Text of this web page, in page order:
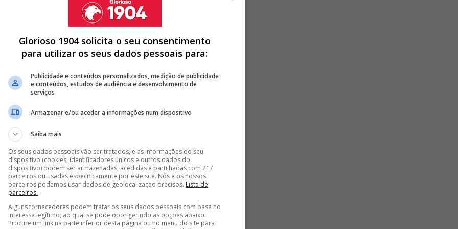
época, o avançado português deve continuar a
que aumenta depois de o Al Ittihad ter informado
como o seu compatriota Marcelo Grohe) vai deixar
FAZ PROPOSTA POR ROGER FERNANDES
AL NASSR - AL ITTIHAD
E DEIXA AL HILAL DE JESUS A 'COMER PÓ'
< >
Glorioso 1904 solicita o seu consentimento
para utilizar os seus dados pessoais para:
Publicidade e conteúdos personalizados, medição de publicidade
e conteúdos, estudos de audiência e desenvolvimento de
serviços
Armazenar e/ou aceder a informações num dispositivo
Saiba mais
Os seus dados pessoais vão ser tratados, e as informações do seu
dispositivo (cookies, identificadores únicos e outros dados do
dispositivo) podem ser armazenadas, acedidas e partilhadas com 217
parceiros ou usadas especificamente por este site. Nós e os nossos
parceiros podemos usar dados de geolocalização precisos. Lista de
parceiros.
Alguns fornecedores podem tratar os seus dados pessoais com base no
interesse legítimo, ao qual se pode opor gerindo as opções abaixo.
Procure um link na parte inferior desta página ou no menu do site para